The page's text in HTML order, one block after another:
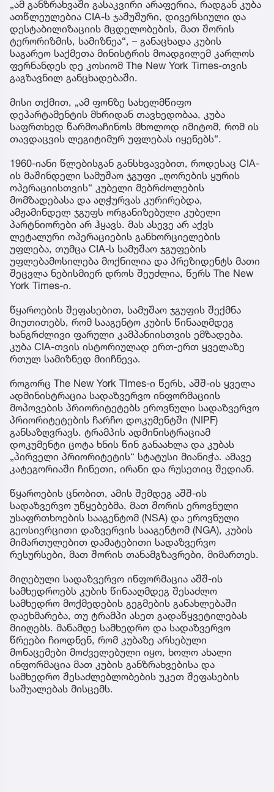
„ამ განზრახვაში გასაკვირი არაფერია, რადგან კუბა
ათწლეულებია CIA-ს ჯაშუშური, დივერსიული და
დესტაბილიზაციის მცდელობების, მათ შორის
ტერორიზმის, სამიზნეა“, – განაცხადა კუბის
საგარეო საქმეთა მინისტრის მოადგილემ კარლოს
ფერნანდეს დე კოსიომ The New York Times-თვის
გაგზავნილ განცხადებაში.
მისი თქმით, „ამ ფონზე სახელმწიფო
დეპარტამენტის მხრიდან თავხედობაა, კუბა
საფრთხედ წარმოაჩინოს მხოლოდ იმიტომ, რომ ის
თავდაცვის ლეგიტიმურ უფლებას იყენებს“.
1960-იანი წლებისგან განსხვავებით, როდესაც CIA-
ის მაშინდელი სამუშაო ჯგუფი „ღორების ყურის
ოპერაციისთვის“ კუბელი მებრძოლების
მომზადებასა და აღჭურვას კურირებდა,
ამჟამინდელ ჯგუფს ორგანიზებული კუბელი
პარტნიორები არ ჰყავს. მას ასევე არ აქვს
ლეტალური ოპერაციების განხორციელების
უფლება, თუმცა CIA-ს სამუშაო ჯგუფების
უფლებამოსილება მოქნილია და პრეზიდენტს მათი
შეცვლა ნებისმიერ დროს შეუძლია, წერს The New
York Times-ი.
წყაროების შეფასებით, სამუშაო ჯგუფის შექმნა
მიუთითებს, რომ სააგენტო კუბის წინააღმდეგ
ხანგრძლივი ფარული კამპანიისთვის ემზადება.
კუბა CIA-თვის ისტორიულად ერთ-ერთ ყველაზე
რთულ სამიზნედ მიიჩნევა.
როგორც The New York TImes-ი წერს, აშშ-ის ყველა
ადმინისტრაცია სადაზვერვო ინფორმაციის
მოპოვების პრიორიტეტებს ეროვნული სადაზვერვო
პრიორიტეტების ჩარჩო დოკუმენტში (NIPF)
განსაზღვრავს. ტრამპის ადმინისტრაციამ
დოკუმენტი ცოტა ხნის წინ განაახლა და კუბას
„პირველი პრიორიტეტის“ სტატუსი მიანიჭა. ამავე
კატეგორიაში ჩინეთი, ირანი და რუსეთიც შედიან.
წყაროების ცნობით, ამის შემდეგ აშშ-ის
სადაზვერვო უწყებებმა, მათ შორის ეროვნული
უსაფრთხოების სააგენტომ (NSA) და ეროვნული
გეოსივრცითი დაზვერვის სააგენტომ (NGA), კუბის
მიმართულებით დამატებითი სადაზვერვო
რესურსები, მათ შორის თანამგზავრები, მიმართეს.
მიღებული სადაზვერვო ინფორმაცია აშშ-ის
სამხედროებს კუბის წინააღმდეგ შესაძლო
სამხედრო მოქმედების გეგმების განახლებაში
დაეხმარება, თუ ტრამპი ასეთ გადაწყვეტილებას
მიიღებს. მანამდე სამხედრო და სადაზვერვო
წრეები ჩიოდნენ, რომ კუბაზე არსებული
მონაცემები მოძველებული იყო, ხოლო ახალი
ინფორმაცია მათ კუბის განზრახვებისა და
სამხედრო შესაძლებლობების უკეთ შეფასების
საშუალებას მისცემს.